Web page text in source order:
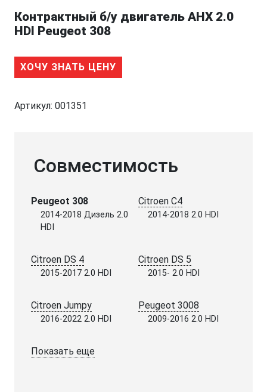
Контрактный б/у двигатель AHX 2.0
HDI Peugeot 308
ХОЧУ ЗНАТЬ ЦЕНУ
Артикул: 001351
Совместимость
Peugeot 308
2014-2018 Дизель 2.0
HDI
Citroen C4
2014-2018 2.0 HDI
Citroen DS 4
2015-2017 2.0 HDI
Citroen DS 5
2015- 2.0 HDI
Citroen Jumpy
2016-2022 2.0 HDI
Peugeot 3008
2009-2016 2.0 HDI
Показать еще